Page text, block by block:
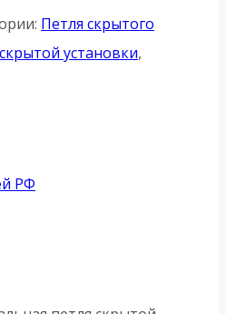
Петля скрытого
установки,
РФ